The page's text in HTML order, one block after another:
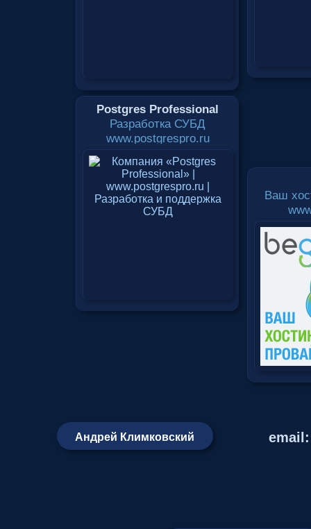
Postgres Professional
Разработка СУБД
www.postgrespro.ru
Ваш
Андрей Климковский